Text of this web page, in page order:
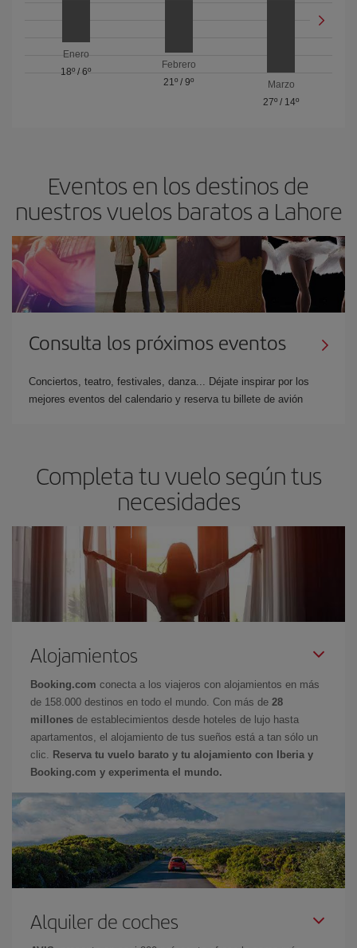
Enero
18º /6º
Febrero
21º / 9º
Marzo
27º / 14º
Eventos en los destinos de
nuestros vuelos baratos a Lahore
Consulta los próximos eventos
Conciertos, teatro, festivales, danza... Déjate inspirar por los
mejores eventos del calendario y reserva tu billete de avión
Completa tu vuelo según tus
necesidades
Alojamientos
Booking.com conecta a los viajeros con alojamientos en más
de 158.000 destinos en todo el mundo. Con más de 28
millones de establecimientos desde hoteles de lujo hasta
apartamentos, el alojamiento de tus sueños está a tan sólo un
clic.
Reserva tu vuelo barato y tu alojamiento con Iberia y
Booking.com y experimenta el mundo.
Alquiler de coches